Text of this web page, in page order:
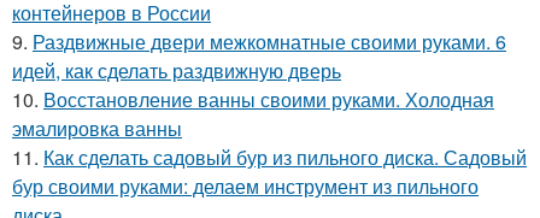
контейнеров в России
9. Раздвижные двери межкомнатные своими руками. 6
идей, как сделать раздвижную дверь
10. Восстановление ванны своими руками. Холодная
эмалировка ванны
11. Как сделать садовый бур из пильного диска. Садовый
бур своими руками: делаем инструмент из пильного